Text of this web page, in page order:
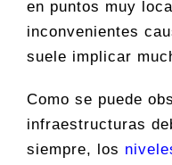
en puntos muy
inconvenientes
suele implicar
Como se puede
infraestructuras
siempre, los